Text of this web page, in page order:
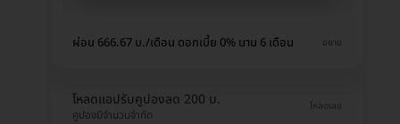
ผ่อน 666.67 บ./เดือน ดอกเบี้ย 0% นาน 6 เดือน ขยาย
โหลดแอปรับคูปองลด 200 บ.
คูปองมีจำนวนจำกัด
โหลดเลย